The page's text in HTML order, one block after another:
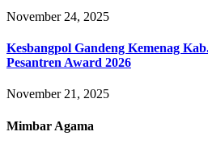
November 24, 2025
Kesbangpol Gandeng Kemenag
Pesantren Award 2026
November 21, 2025
Mimbar Agama